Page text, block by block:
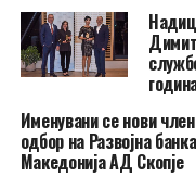
Именувани се нови
одбор на Развојна
Македонија АД Скопје